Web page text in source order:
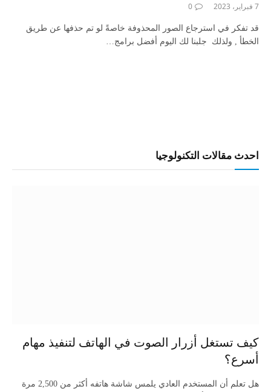
7 فبراير، 2023 0
قد تفكر في استرجاع الصور المحذوفة خاصةً لو تم حذفها عن طريق
الخطأ , ولذلك جلبنا لك اليوم أفضل برامج…
احدث مقالات التكنولوجيا
كيف تستغل أزرار الصوت في الهاتف لتنفيذ مهام
أسرع؟
هل تعلم أن المستخدم العادي يلمس شاشة هاتفه أكثر من 2,500 مرة